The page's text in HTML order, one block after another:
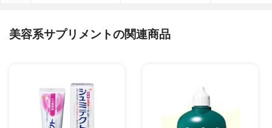
美容系サプリメントの関連商品